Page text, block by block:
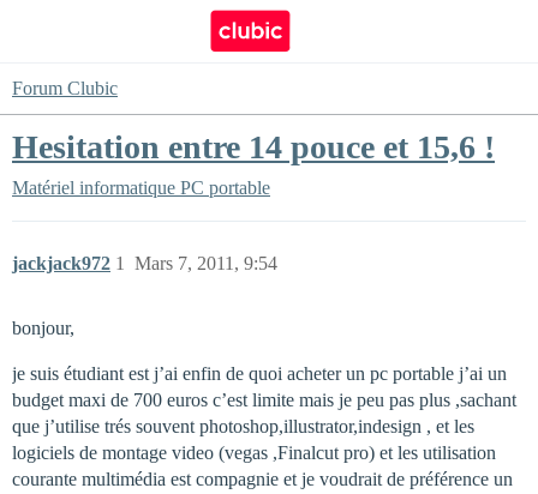
Forum Clubic
Hesitation entre 14 pouce et 15,6 !
Matériel informatique PC portable
jackjack972 Mars 7, 2011, 9:54
1
bonjour,
je suis étudiant est j’ai enfin de quoi acheter un pc portable j’ai un
budget maxi de 700 euros c’est limite mais je peu pas plus ,sachant
que j’utilise trés souvent photoshop,illustrator,indesign , et les
logiciels de montage video (vegas ,Finalcut pro) et les utilisation
courante multimédia est compagnie et je voudrait de préférence un